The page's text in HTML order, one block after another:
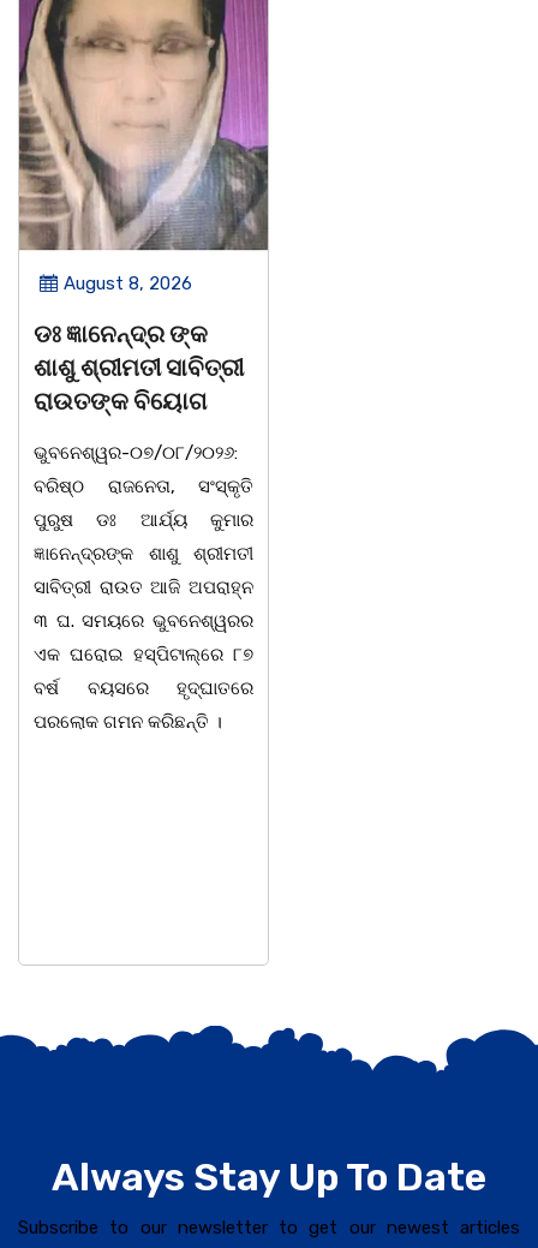
August 8, 2026
ଡଃ ଜ୍ଞାନେନ୍ଦ୍ର ଙ୍କ
ଶାଶୁ ଶ୍ରୀମତୀ ସାବିତ୍ରୀ
ରାଉତଙ୍କ ବିୟୋଗ
ଭୁବନେଶ୍ୱର-୦୭/୦୮/୨୦୨୬:
ବରିଷ୍ଠ ରାଜନେତା, ସଂସ୍କୃତି
ପୁରୁଷ ଡଃ ଆର୍ଯ୍ୟ କୁମାର
ଜ୍ଞାନେନ୍ଦ୍ରଙ୍କ ଶାଶୁ ଶ୍ରୀମତୀ
ସାବିତ୍ରୀ ରାଉତ ଆଜି ଅପରାହ୍ନ
୩ ଘ. ସମୟରେ ଭୁବନେଶ୍ୱରର
ଏକ ଘରୋଇ ହସ୍ପିଟାଲ୍ରେ ୮୭
ବର୍ଷ ବୟସରେ ହୃଦ୍ଘାତରେ
ପରଲୋକ ଗମନ କରିଛନ୍ତି ।
Always Stay Up To Date
Subscribe to our newsletter to get our newest articles